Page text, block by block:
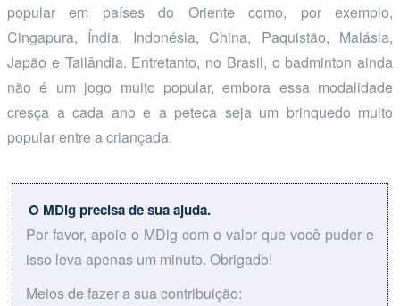
popular em países do Oriente como, por exemplo,
Cingapura, Índia, Indonésia, China, Paquistão, Malásia,
Japão e Tailândia. Entretanto, no Brasil, o badminton ainda
não é um jogo muito popular, embora essa modalidade
cresça a cada ano e a peteca seja um brinquedo muito
popular entre a criançada.
O MDig precisa de sua ajuda.
Por favor, apoie o MDig com o valor que você puder e
isso leva apenas um minuto. Obrigado!
Meios de fazer a sua contribuição: